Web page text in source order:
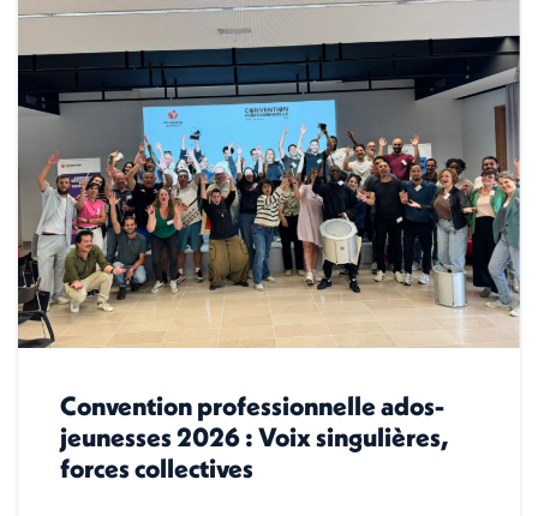
Convention professionnelle ados-
jeunesses 2026 : Voix singulières,
forces collectives